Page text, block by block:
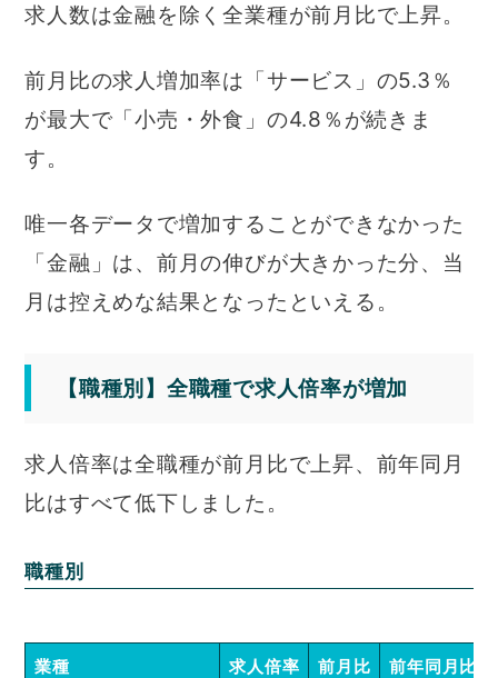
求人数は金融を除く全業種が前月比で上昇。
前月比の求人増加率は「サービス」の5.3％
が最大で「小売・外食」の4.8％が続きま
す。
唯一各データで増加することができなかった
「金融」は、前月の伸びが大きかった分、当
月は控えめな結果となったといえる。
【職種別】全職種で求人倍率が増加
求人倍率は全職種が前月比で上昇、前年同月
比はすべて低下しました。
職種別
業種 求人倍率 前月比 前年同月比